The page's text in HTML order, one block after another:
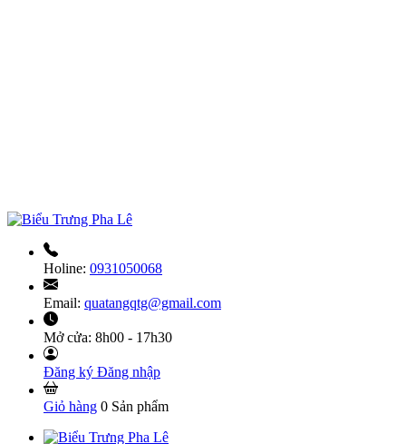
Holine: 0931050068
Email: quatangqtg@gmail.com
Mở cửa: 8h00 - 17h30
Đăng ký Đăng nhập
Giỏ hàng 0 Sản phẩm